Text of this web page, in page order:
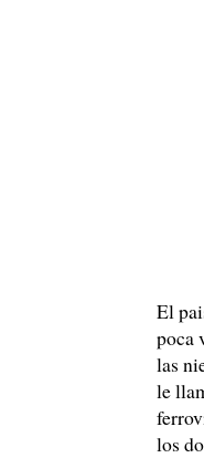
El
poca
las
le
los